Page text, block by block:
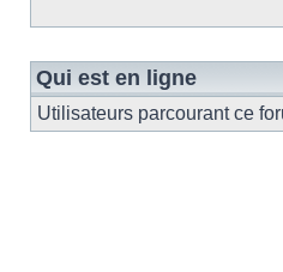
Qui est en ligne
Utilisateurs parcourant ce